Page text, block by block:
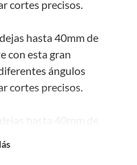
experiencia o programas
a medida.
como imperfectos, usados,
en esa condición a
cortes precisos.
hasta 40mm de
con esta gran
ángulos
cortes precisos.
hasta 40mm de